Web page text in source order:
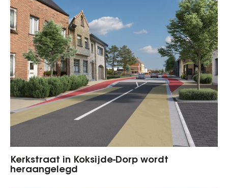
Kerkstraat in Koksijde-Dorp wordt
heraangelegd